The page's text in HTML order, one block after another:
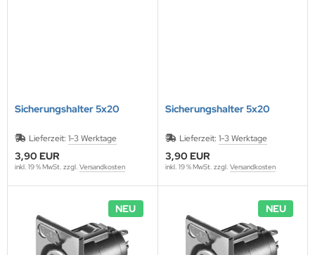
Sicherungshalter 5x20
Lieferzeit: 1-3 Werktage
3,90 EUR
inkl. 19 % MwSt. zzgl. Versandkosten
Sicherungshalter 5x20
Lieferzeit: 1-3 Werktage
3,90 EUR
inkl. 19 % MwSt. zzgl. Versandkosten
NEU NEU